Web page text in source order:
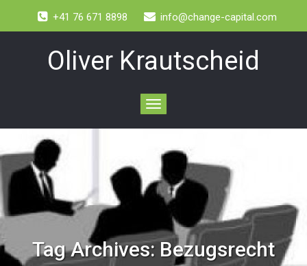
+41 76 671 8898 info@change-capital.com
Oliver Krautscheid
Toggle
navigation
Tag Archives: Bezugsrecht